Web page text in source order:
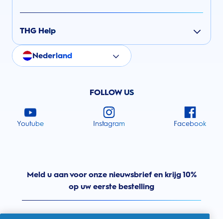
THG Help
Nederland
FOLLOW US
Youtube Instagram Facebook
Meld u aan voor onze nieuwsbrief en krijg 10%
op uw eerste bestelling